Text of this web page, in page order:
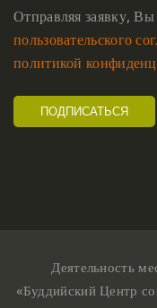
Отправляя заявку,
пользовательского
политикой
Деятельность
«Буддийский Центр